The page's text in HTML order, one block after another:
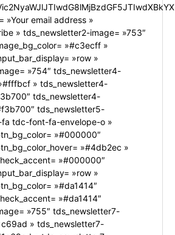
»Your email address »
» tds_newsletter2-image= »753″
»#c3ecff »
»row »
»754″ tds_newsletter4-
» tds_newsletter4-
tds_newsletter4-
tds_newsletter5-
tdc-font-fa-envelope-o »
»#000000″
»#4db2ec »
»#000000″
»row »
»#da1414″
»#da1414″
»755″ tds_newsletter7-
» tds_newsletter7-